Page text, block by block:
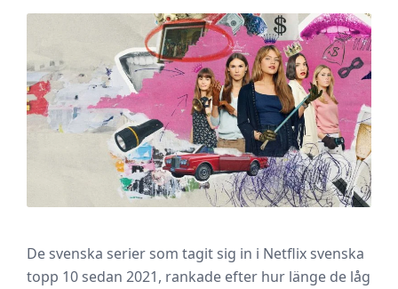
De svenska serier som tagit sig in i Netflix svenska
topp 10 sedan 2021, rankade efter hur länge de låg